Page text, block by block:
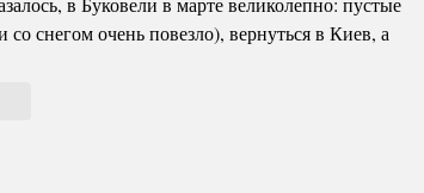
снегом очень повезло), вернуться в Киев, а